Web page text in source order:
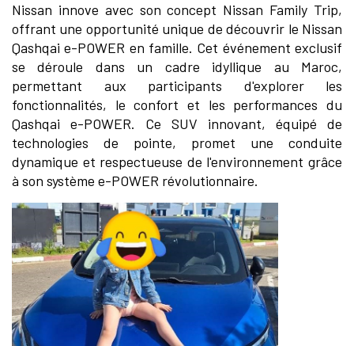
Nissan innove avec son concept Nissan Family Trip,
offrant une opportunité unique de découvrir le Nissan
Qashqai e-POWER en famille. Cet événement exclusif
se déroule dans un cadre idyllique au Maroc,
permettant aux participants d'explorer les
fonctionnalités, le confort et les performances du
Qashqai e-POWER. Ce SUV innovant, équipé de
technologies de pointe, promet une conduite
dynamique et respectueuse de l'environnement grâce
à son système e-POWER révolutionnaire.